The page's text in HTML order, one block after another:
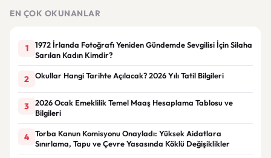
EN ÇOK OKUNANLAR
1
1972 İrlanda Fotoğrafı Yeniden Gündemde Sevgilisi İçin Silaha
Sarılan Kadın Kimdir?
2 Okullar Hangi Tarihte Açılacak? 2026 Yılı Tatil Bilgileri
3
2026 Ocak Emeklilik Temel Maaş Hesaplama Tablosu ve
Bilgileri
4
Torba Kanun Komisyonu Onayladı: Yüksek Aidatlara
Sınırlama, Tapu ve Çevre Yasasında Köklü Değişiklikler